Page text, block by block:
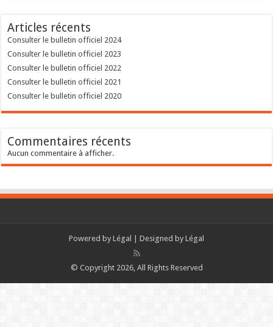
Articles récents
Consulter le bulletin officiel 2024
Consulter le bulletin officiel 2023
Consulter le bulletin officiel 2022
Consulter le bulletin officiel 2021
Consulter le bulletin officiel 2020
Commentaires récents
Aucun commentaire à afficher.
Powered by Légal | Designed by Légal
© Copyright 2026, All Rights Reserved